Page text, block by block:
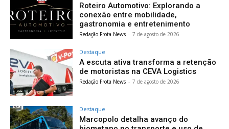
Roteiro Automotivo: Explorando a
conexão entre mobilidade,
gastronomia e entretenimento
Redação Frota News - 7 de agosto de 2026
Destaque
A escuta ativa transforma a retenção
de motoristas na CEVA Logistics
Redação Frota News - 7 de agosto de 2026
Destaque
Marcopolo detalha avanço do